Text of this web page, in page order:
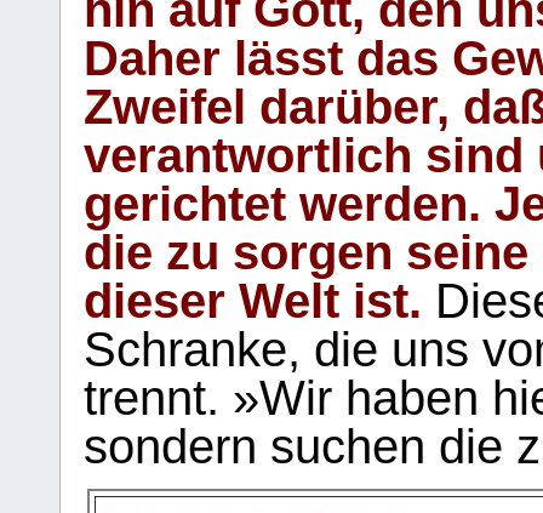
Daher lässt das
Zweifel darüber,
verantwortlich sind
gerichtet werden.
die zu sorgen
dieser Welt ist.
Schranke, die uns
trennt. »Wir haben
sondern suchen die